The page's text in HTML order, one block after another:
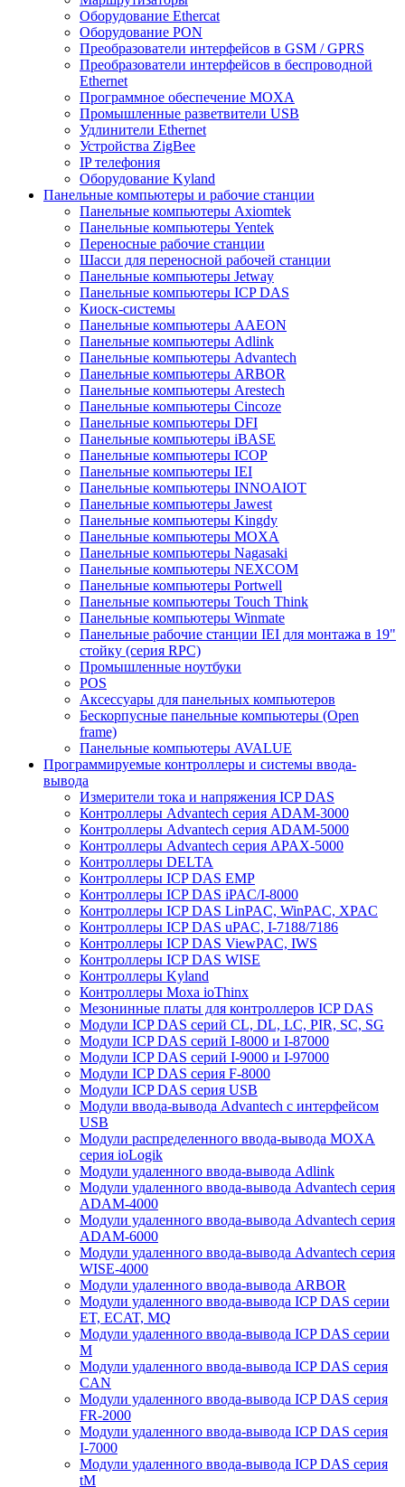
Оборудование Ethercat
Оборудование PON
Преобразователи интерфейсов в GSM / GPRS
Преобразователи интерфейсов в беспроводной
Ethernet
Программное обеспечение MOXA
Промышленные разветвители USB
Удлинители Ethernet
Устройства ZigBee
IP телефония
Оборудование Kyland
Панельные компьютеры и рабочие станции
Панельные компьютеры Axiomtek
Панельные компьютеры Yentek
Переносные рабочие станции
Шасси для переносной рабочей станции
Панельные компьютеры Jetway
Панельные компьютеры ICP DAS
Киоск-системы
Панельные компьютеры AAEON
Панельные компьютеры Adlink
Панельные компьютеры Advantech
Панельные компьютеры ARBOR
Панельные компьютеры Arestech
Панельные компьютеры Cincoze
Панельные компьютеры DFI
Панельные компьютеры iBASE
Панельные компьютеры ICOP
Панельные компьютеры IEI
Панельные компьютеры INNOAIOT
Панельные компьютеры Jawest
Панельные компьютеры Kingdy
Панельные компьютеры MOXA
Панельные компьютеры Nagasaki
Панельные компьютеры NEXCOM
Панельные компьютеры Portwell
Панельные компьютеры Touch Think
Панельные компьютеры Winmate
Панельные рабочие станции IEI для монтажа в 19"
стойку (серия RPC)
Промышленные ноутбуки
POS
Аксессуары для панельных компьютеров
Бескорпусные панельные компьютеры (Open
frame)
Панельные компьютеры AVALUE
Программируемые контроллеры и системы ввода-
вывода
Измерители тока и напряжения ICP DAS
Контроллеры Advantech серия ADAM-3000
Контроллеры Advantech серия ADAM-5000
Контроллеры Advantech серия APAX-5000
Контроллеры DELTA
Контроллеры ICP DAS EMP
Контроллеры ICP DAS iPAC/I-8000
Контроллеры ICP DAS LinPAC, WinPAC, XPAC
Контроллеры ICP DAS uPAC, I-7188/7186
Контроллеры ICP DAS ViewPAC, IWS
Контроллеры ICP DAS WISE
Контроллеры Kyland
Контроллеры Moxa ioThinx
Мезонинные платы для контроллеров ICP DAS
Модули ICP DAS серий CL, DL, LC, PIR, SC, SG
Модули ICP DAS серий I-8000 и I-87000
Модули ICP DAS серий I-9000 и I-97000
Модули ICP DAS серия F-8000
Модули ICP DAS серия USB
Модули ввода-вывода Advantech с интерфейсом
USB
Модули распределенного ввода-вывода MOXA
серия ioLogik
Модули удаленного ввода-вывода Adlink
Модули удаленного ввода-вывода Advantech серия
ADAM-4000
Модули удаленного ввода-вывода Advantech серия
ADAM-6000
Модули удаленного ввода-вывода Advantech серия
WISE-4000
Модули удаленного ввода-вывода ARBOR
Модули удаленного ввода-вывода ICP DAS серии
ET, ECAT, MQ
Модули удаленного ввода-вывода ICP DAS серии
M
Модули удаленного ввода-вывода ICP DAS серия
CAN
Модули удаленного ввода-вывода ICP DAS серия
FR-2000
Модули удаленного ввода-вывода ICP DAS серия
I-7000
Модули удаленного ввода-вывода ICP DAS серия
tM